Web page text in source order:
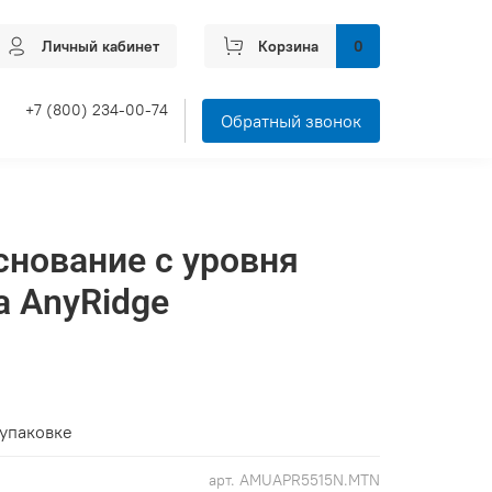
Личный кабинет Корзина 0
+7 (800) 234-00-74 Обратный звонок
арт. AMUAPR5515N.MTN
с уровня
AnyRidge